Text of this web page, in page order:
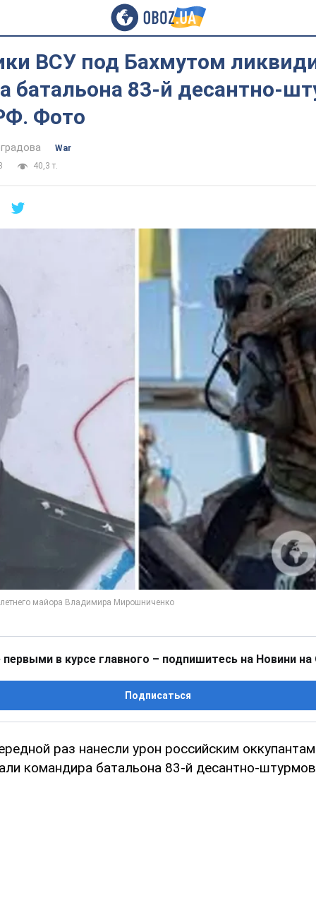
ВСУ под Бахмутом
батальона 83-й десантно-
Фото
War
40,3 т.
первыми в курсе главного – подпишитесь на Новини на
Подписаться
раз нанесли урон российским
командира батальона 83-й десантно-